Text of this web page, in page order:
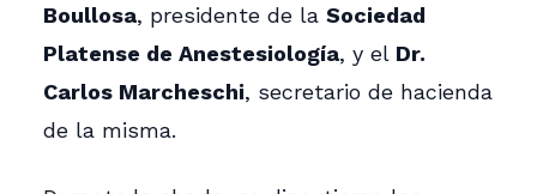
Boullosa, presidente de la Sociedad
Platense de Anestesiología, y el Dr.
Carlos Marcheschi, secretario de hacienda
de la misma.